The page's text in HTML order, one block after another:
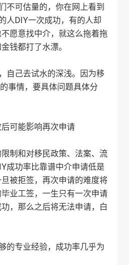
不可估量的，你在网上看到
人DIY一次成功，有的人却
愿意找中介，就这么拖着拖
钱都打了水漂。
自己去试水的深浅。因为移
事情，要具体问题具体分
可能影响再次申请
制和对移民政策、法案、流
成功率比靠谱中介申请低是
被拒签，再次申请的难度将
业工签，一生只有一次申请
，那么之后将无法申请，白
的专业经验，成功率几乎为